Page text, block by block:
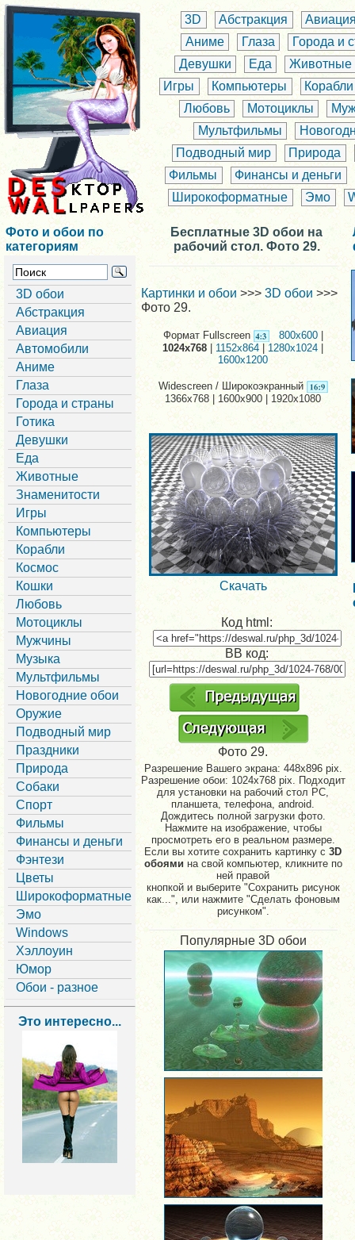
3D Абстракция
Аниме
Глаза
Города и
Девушки
Еда
Животные
Игры
Компьютеры
Корабли
Любовь
Мотоциклы
Мультфильмы
Подводный мир
Природа
Фильмы
Финансы и деньги
Широкоформатные
Эмо
Фото и обои по
категориям
3D обои
Абстракция
Авиация
Автомобили
Аниме
Глаза
Города и страны
Готика
Девушки
Еда
Животные
Знаменитости
Игры
Компьютеры
Корабли
Космос
Кошки
Любовь
Мотоциклы
Мужчины
Музыка
Мультфильмы
Новогодние обои
Оружие
Подводный мир
Праздники
Природа
Собаки
Спорт
Фильмы
Финансы и деньги
Фэнтези
Цветы
Широкоформатные
Эмо
Windows
Хэллоуин
Юмор
Обои - разное
Это интересно...
Бесплатные 3D обои на
рабочий стол. Фото 29.
Картинки и обои >>> 3D обои >>>
Фото 29.
Формат Fullscreen 800x600
1024x768
1152x864|1280x1024
1600x1200
Widescreen / Широкоэкранный
1366x768 | 1600x900 | 1920x1080
Скачать
Код html:
BB код:
Фото 29.
Разрешение Вашего экрана: 448x896 pix.
Разрешение обои: 1024x768 pix. Подходит
для установки на рабочий стол PC,
планшета, телефона, android.
Дождитесь полной загрузки фото.
Нажмите на изображение, чтобы
просмотреть его в реальном размере.
Если вы хотите сохранить картинку с3D
обоямина свой компьютер, кликните по
ней правой
кнопкой и выберите "Сохранить рисунок
как...", или нажмите "Сделать фоновым
рисунком".
Популярные 3D обои